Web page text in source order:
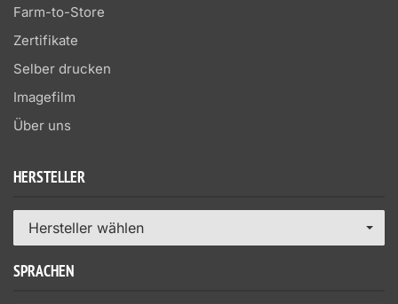
Farm-to-Store
Zertifikate
Selber drucken
Imagefilm
Über uns
HERSTELLER
Hersteller wählen
SPRACHEN